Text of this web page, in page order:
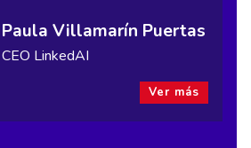
Paula Villamarín Puertas
CEO LinkedAI
Ver más